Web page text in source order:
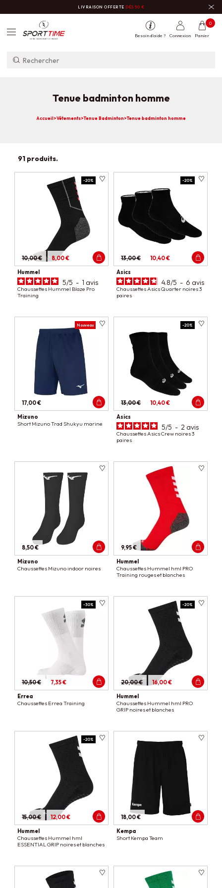
LIVRAISON OFFERTE DÈS 50 €
Besoin d'aide ? Connexion Panier
0
Tenue badminton homme
Accueil>Vêtements>Tenue Badminton>Tenue badminton homme
91 produits.
10,00 € 8,00 €
-20%
Hummel
5/5 - 1 avis
Chaussettes Hummel Blaze Pro
Training
13,00 € 10,40 €
-20%
Asics
4.8/5 - 6 avis
Chaussettes Asics Quarter noires 3
paires
17,00 €
Nouveau
Mizuno
Short Mizuno Trad Shukyu marine
13,00 € 10,40 €
-20%
Asics
5/5 - 2 avis
Chaussettes Asics Crew noires 3
paires
8,50 €
Mizuno
Chaussettes Mizuno indoor noires
9,95 €
Hummel
Chaussettes Hummel hml PRO
Training rouges et blanches
10,50 € 7,35 €
-30%
Errea
Chaussettes Errea Training
20,00 € 16,00 €
-20%
Hummel
Chaussettes Hummel hml PRO
GRIP noires et blanches
15,00 € 12,00 €
-20%
Hummel
Chaussettes Hummel hml
ESSENTIAL GRIP noires et blanches
18,00 €
Kempa
Short Kempa Team